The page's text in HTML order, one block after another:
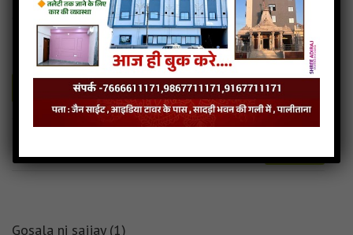
categories :jain sajjay
ashuchi-ni-sajjay- Jainsite.com
Download
Ashuchi ni Sajjay Mp3
Read more
Gosala ni sajjay (1)